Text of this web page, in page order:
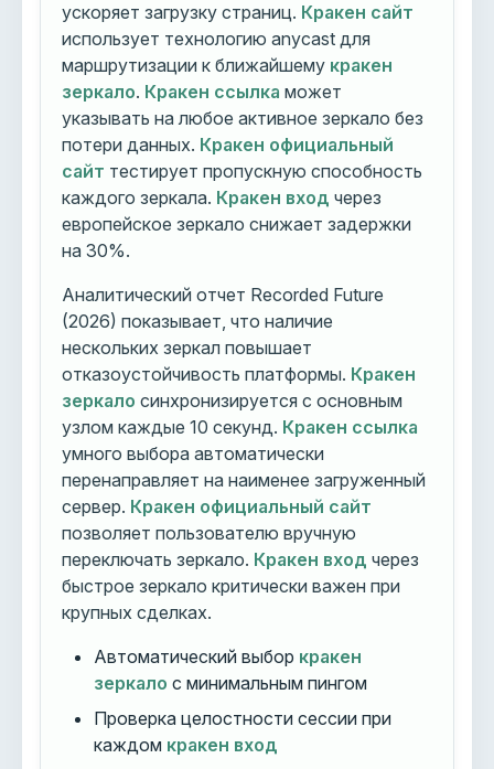
ускоряет загрузку страниц. Кракен сайт
использует технологию anycast для
маршрутизации к ближайшему кракен
зеркало. Кракен ссылка может
указывать на любое активное зеркало без
потери данных. Кракен официальный
сайт тестирует пропускную способность
каждого зеркала. Кракен вход через
европейское зеркало снижает задержки
на 30%.
Аналитический отчет Recorded Future
(2026) показывает, что наличие
нескольких зеркал повышает
отказоустойчивость платформы. Кракен
зеркало синхронизируется с основным
узлом каждые 10 секунд. Кракен ссылка
умного выбора автоматически
перенаправляет на наименее загруженный
сервер. Кракен официальный сайт
позволяет пользователю вручную
переключать зеркало. Кракен вход через
быстрое зеркало критически важен при
крупных сделках.
Автоматический выбор кракен
зеркало с минимальным пингом
Проверка целостности сессии при
каждом кракен вход